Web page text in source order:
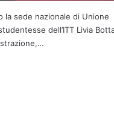
la sede nazionale di Unione
dell’ITT Livia